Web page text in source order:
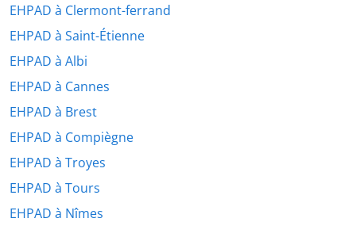
EHPAD à Clermont-ferrand
EHPAD à Saint-Étienne
EHPAD à Albi
EHPAD à Cannes
EHPAD à Brest
EHPAD à Compiègne
EHPAD à Troyes
EHPAD à Tours
EHPAD à Nîmes